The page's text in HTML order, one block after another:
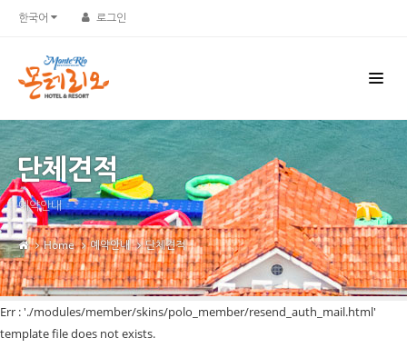
한국어 로그인
단체견적
예약안내
Home 예약안내 단체견적
Err : './modules/member/skins/polo_member/resend_auth_mail.html'
template file does not exists.